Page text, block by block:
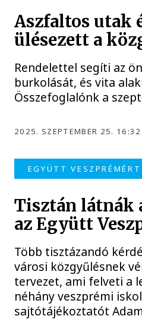
Aszfaltos utak
ülésezett a
Rendelettel segíti az
burkolását, és vita
Összefoglalónk a
2025. SZEPTEMBER 25. 16:32
EGYÜTT VESZPRÉMÉRT
Tisztán látnák
az Együtt
Több tisztázandó
városi közgyűlésnek
tervezet, ami felveti a
néhány veszprémi
sajtótájékoztatót